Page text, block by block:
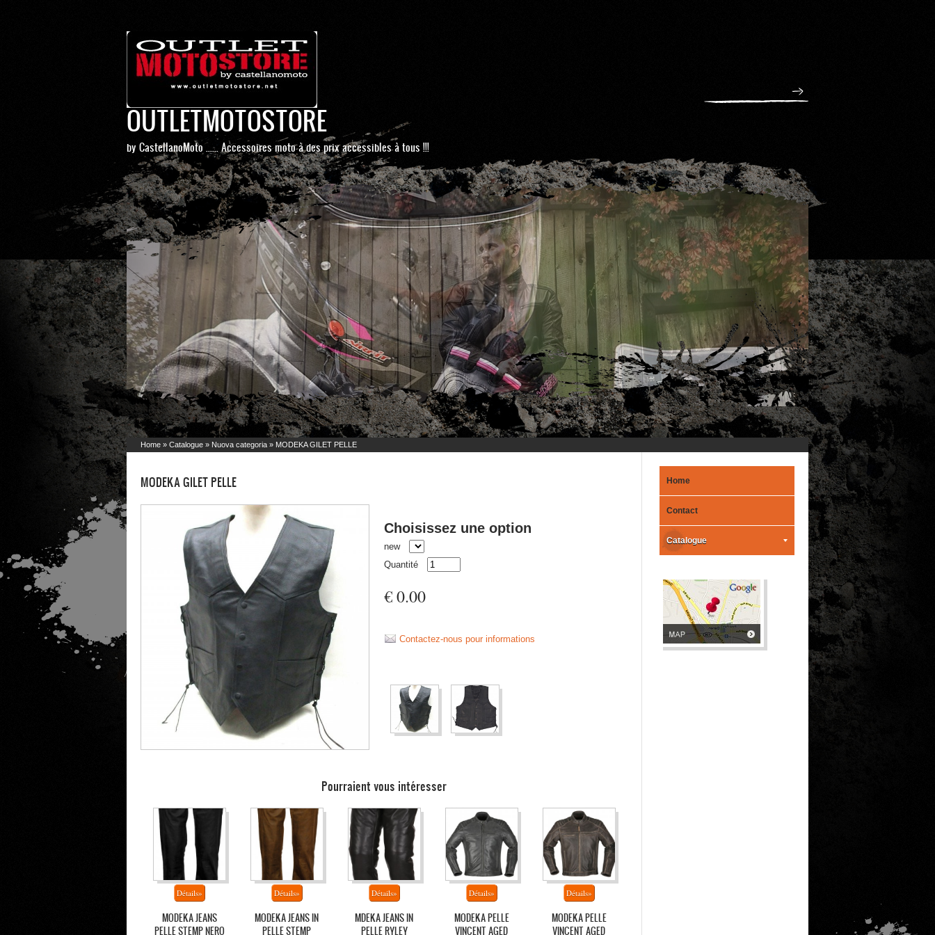
OUTLETMOTOSTORE
by CastellanoMoto ...... Accessoires moto à des prix accessibles à tous !!!
Home » Catalogue » Nuova categoria » MODEKA GILET PELLE
MODEKA GILET PELLE
Choisissez une option
new
Quantité
€ 0.00
Contactez-nous pour informations
Pourraient vous intéresser
MODEKA JEANS
PELLE STEMP NERO
MODEKA JEANS IN
PELLE STEMP
MDEKA JEANS IN
PELLE RYLEY
MODEKA PELLE
VINCENT AGED
MODEKA PELLE
VINCENT AGED
Home
Contact
Catalogue